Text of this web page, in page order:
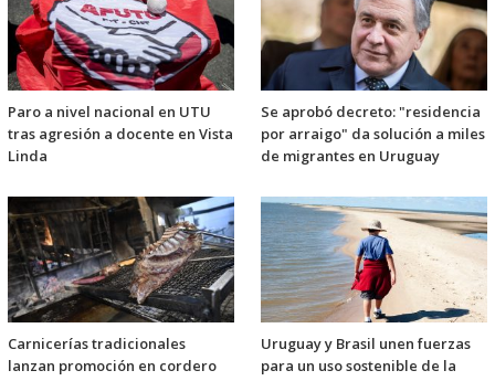
Paro a nivel nacional en UTU
tras agresión a docente en Vista
Linda
Se aprobó decreto: "residencia
por arraigo" da solución a miles
de migrantes en Uruguay
Carnicerías tradicionales
lanzan promoción en cordero
Uruguay y Brasil unen fuerzas
para un uso sostenible de la